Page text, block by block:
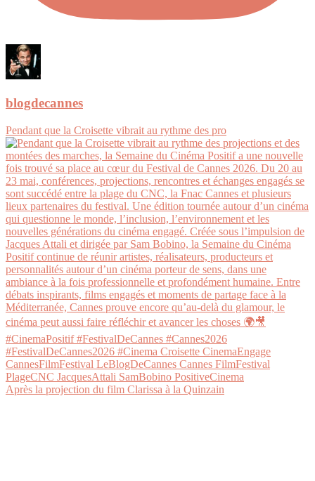
blogdecannes
Pendant que la Croisette vibrait au rythme des pro
Après la projection du film Clarissa à la Quinzain